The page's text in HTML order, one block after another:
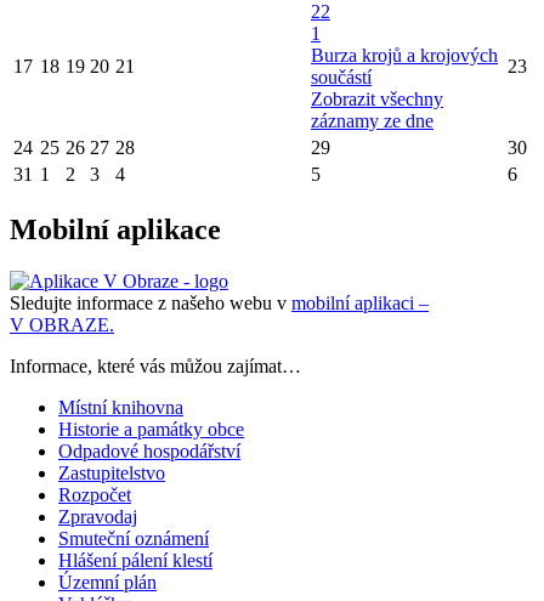
17 18 19 20 21
22
1
Burza krojů a krojových
součástí
Zobrazit všechny
záznamy ze dne
23
24 25 26 27 28 29
30
31 1 2 3 4 5 6
Mobilní aplikace
Sledujte informace z našeho webu v mobilní aplikaci –
V OBRAZE.
Informace, které vás můžou zajímat…
Místní knihovna
Historie a památky obce
Odpadové hospodářství
Zastupitelstvo
Rozpočet
Zpravodaj
Smuteční oznámení
Hlášení pálení klestí
Územní plán